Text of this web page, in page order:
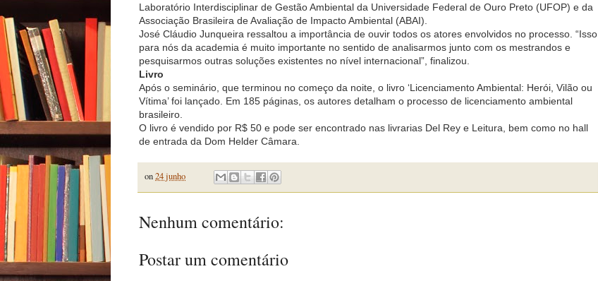
Laboratório Interdisciplinar de Gestão Ambiental da Universidade Federal de Ouro Preto (UFOP) e da
Associação Brasileira de Avaliação de Impacto Ambiental (ABAI).
José Cláudio Junqueira ressaltou a importância de ouvir todos os atores envolvidos no processo. “Isso
para nós da academia é muito importante no sentido de analisarmos junto com os mestrandos e
pesquisarmos outras soluções existentes no nível internacional”, finalizou.
Livro
Após o seminário, que terminou no começo da noite, o livro ‘Licenciamento Ambiental: Herói, Vilão ou
Vítima’ foi lançado. Em 185 páginas, os autores detalham o processo de licenciamento ambiental
brasileiro.
O livro é vendido por R$ 50 e pode ser encontrado nas livrarias Del Rey e Leitura, bem como no hall
de entrada da Dom Helder Câmara.
on24 junho
Nenhum comentário:
Postar um comentário